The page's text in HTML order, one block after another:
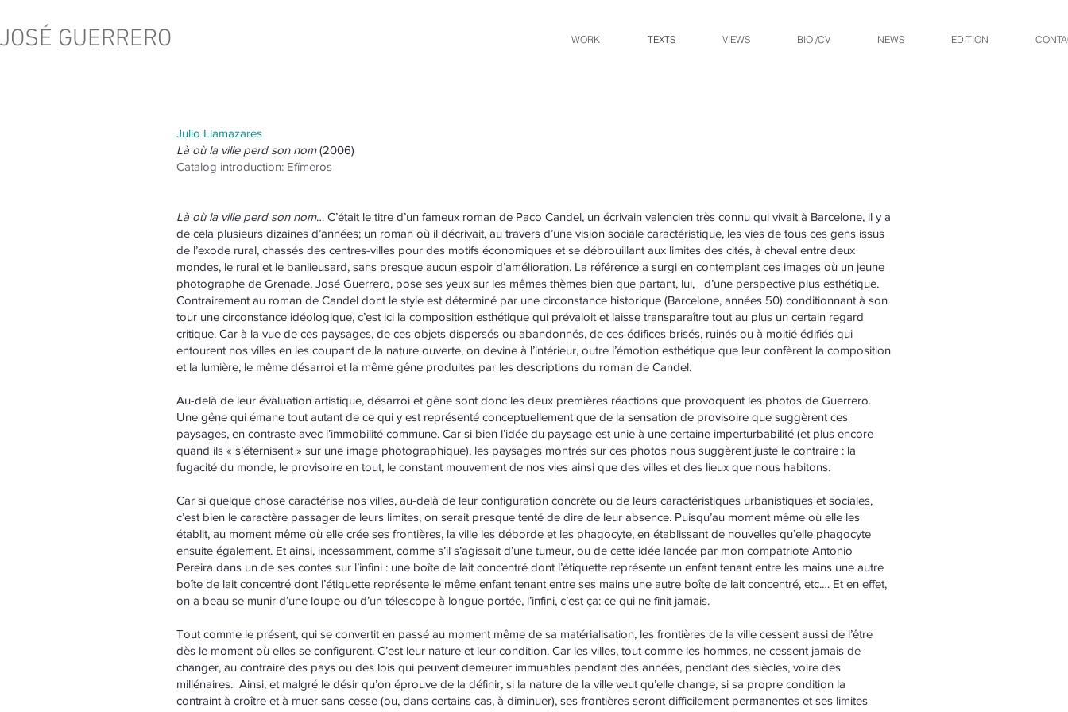
JOSÉ GUERRERO WORK TEXTS VIEWS BIO /CV NEWS EDITION
Julio Llamazares
Là où la ville perd son nom(2006)
Catalog introduction: Efímeros
Là où la ville perd son nom… C’était le titre d’un fameux roman de Paco Candel, un écrivain valencien très connu qui vivait à Barcelone, il y a
de cela plusieurs dizaines d’années; un roman où il décrivait, au travers d’une vision sociale caractéristique, les vies de tous ces gens issus
de l’exode rural, chassés des centres-villes pour des motifs économiques et se débrouillant aux limites des cités, à cheval entre deux
mondes, le rural et le banlieusard, sans presque aucun espoir d’amélioration. La référence a surgi en contemplant ces images où un jeune
photographe de Grenade, José Guerrero, pose ses yeux sur les mêmes thèmes bien que partant, lui, d’une perspective plus esthétique.
Contrairement au roman de Candel dont le style est déterminé par une circonstance historique (Barcelone, années 50) conditionnant à son
tour une circonstance idéologique, c’est ici la composition esthétique qui prévaloit et laisse transparaître tout au plus un certain regard
critique. Car à la vue de ces paysages, de ces objets dispersés ou abandonnés, de ces édifices brisés, ruinés ou à moitié édifiés qui
entourent nos villes en les coupant de la nature ouverte, on devine à l’intérieur, outre l’émotion esthétique que leur confèrent la composition
et la lumière, le même désarroi et la même gêne produites par les descriptions du roman de Candel.
Au-delà de leur évaluation artistique, désarroi et gêne sont donc les deux premières réactions que provoquent les photos de Guerrero.
Une gêne qui émane tout autant de ce qui y est représenté conceptuellement que de la sensation de provisoire que suggèrent ces
paysages, en contraste avec l’immobilité commune. Car si bien l’idée du paysage est unie à une certaine imperturbabilité (et plus encore
quand ils « s’éternisent » sur une image photographique), les paysages montrés sur ces photos nous suggèrent juste le contraire : la
fugacité du monde, le provisoire en tout, le constant mouvement de nos vies ainsi que des villes et des lieux que nous habitons.
Car si quelque chose caractérise nos villes, au-delà de leur configuration concrète ou de leurs caractéristiques urbanistiques et sociales,
c’est bien le caractère passager de leurs limites, on serait presque tenté de dire de leur absence. Puisqu’au moment même où elle les
établit, au moment même où elle crée ses frontières, la ville les déborde et les phagocyte, en établissant de nouvelles qu’elle phagocyte
ensuite également. Et ainsi, incessamment, comme s’il s’agissait d’une tumeur, ou de cette idée lancée par mon compatriote Antonio
Pereira dans un de ses contes sur l’infini : une boîte de lait concentré dont l’étiquette représente un enfant tenant entre les mains une autre
boîte de lait concentré dont l’étiquette représente le même enfant tenant entre ses mains une autre boîte de lait concentré, etc.… Et en effet,
on a beau se munir d’une loupe ou d’un télescope à longue portée, l’infini, c’est ça: ce qui ne finit jamais.
Tout comme le présent, qui se convertit en passé au moment même de sa matérialisation, les frontières de la ville cessent aussi de l’être
dès le moment où elles se configurent. C’est leur nature et leur condition. Car les villes, tout comme les hommes, ne cessent jamais de
changer, au contraire des pays ou des lois qui peuvent demeurer immuables pendant des années, pendant des siècles, voire des
millénaires. Ainsi, et malgré le désir qu’on éprouve de la définir, si la nature de la ville veut qu’elle change, si sa propre condition la
contraint à croître et à muer sans cesse (ou, dans certains cas, à diminuer), ses frontières seront difficilement permanentes et ses limites